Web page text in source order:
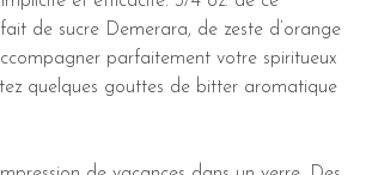
de sucre Demerara, de zeste d’orange
parfaitement votre spiritueux
quelques gouttes de bitter aromatique